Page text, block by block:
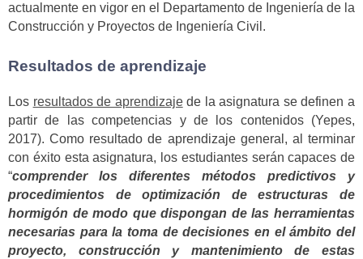
actualmente en vigor en el Departamento de Ingeniería de la
Construcción y Proyectos de Ingeniería Civil.
Resultados de aprendizaje
Los resultados de aprendizajede la asignatura se definen a
partir de las competencias y de los contenidos (Yepes,
2017). Como resultado de aprendizaje general, al terminar
con éxito esta asignatura, los estudiantes serán capaces de
“comprender los diferentes métodos predictivos y
procedimientos de optimización de estructuras de
hormigón de modo que dispongan de las herramientas
necesarias para la toma de decisiones en el ámbito del
proyecto, construcción y mantenimiento de estas